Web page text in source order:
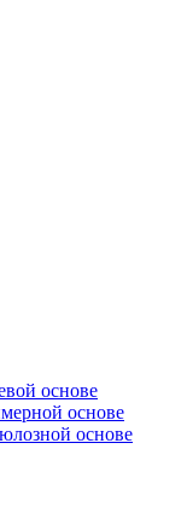
основе
основе
основе